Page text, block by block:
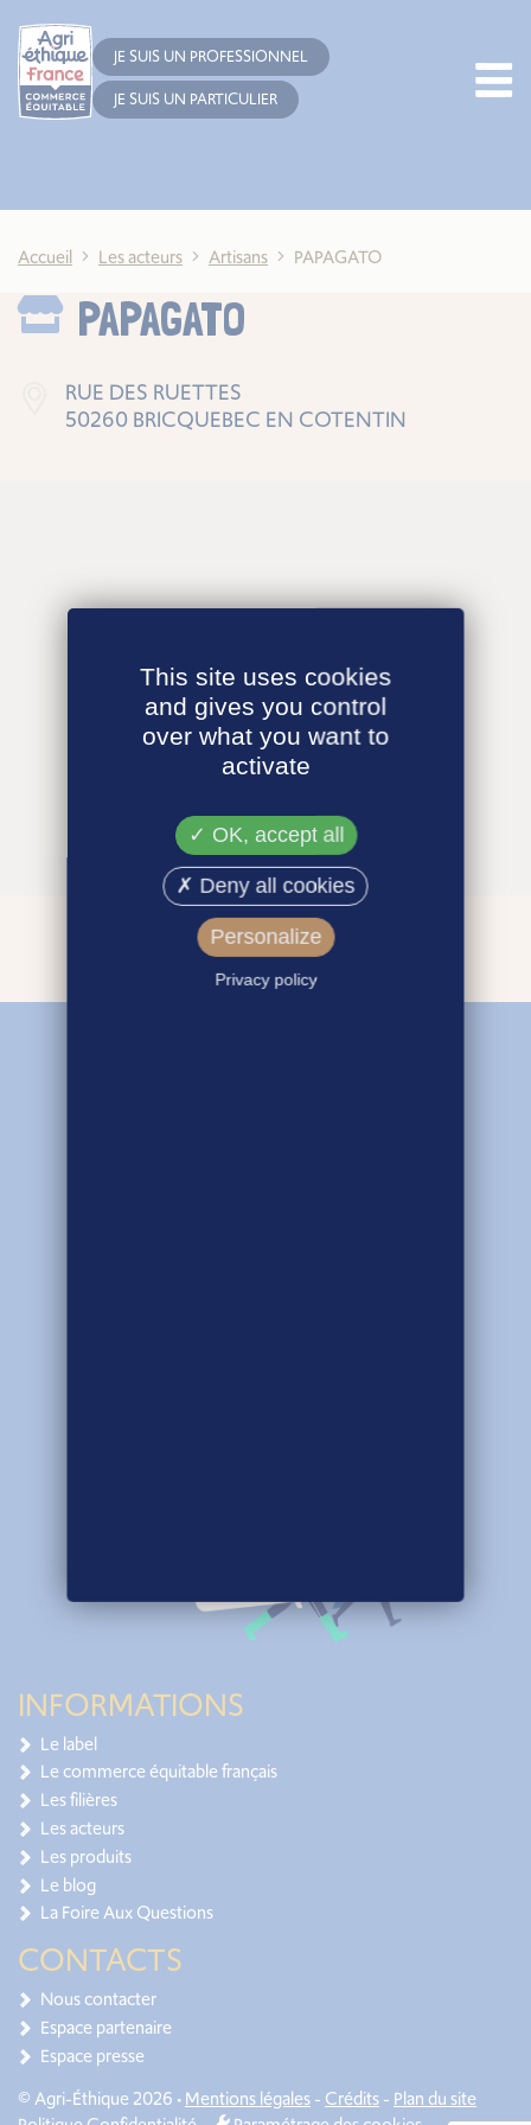
JE SUIS UN PROFESSIONNEL
JE SUIS UN PARTICULIER
Accueil Les acteurs Artisans PAPAGATO
PAPAGATO
RUE DES RUETTES
50260 BRICQUEBEC EN COTENTIN
INFORMATIONS
Le label
Le commerce équitable français
Les filières
Les acteurs
Les produits
Le blog
La Foire Aux Questions
CONTACTS
Nous contacter
Espace partenaire
Espace presse
© Agri-Éthique 2026 •Mentions légales- Crédits- Plan du site
This site uses cookies
and gives you control
over what you want to
activate
OK, accept all
Deny all cookies
Personalize
Privacy policy